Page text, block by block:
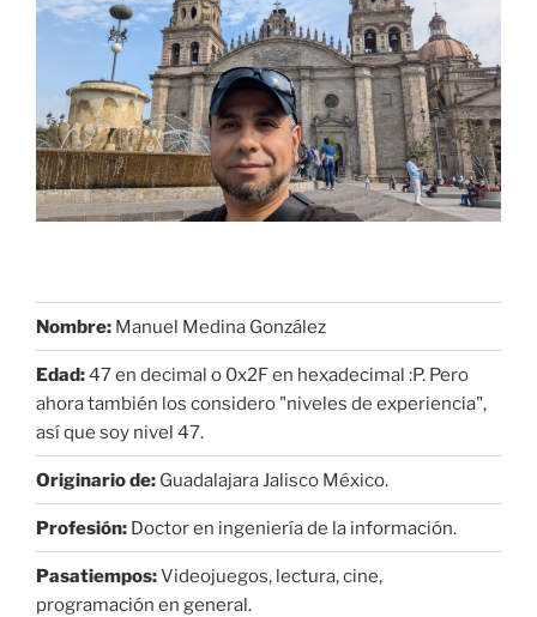
Nombre: Manuel Medina González
Edad:47 en decimal o 0x2F en hexadecimal :P. Pero
ahora también los considero "niveles de experiencia",
así que soy nivel 47.
Originario de: Guadalajara Jalisco México.
Profesión: Doctor en ingeniería de la información.
Pasatiempos:Videojuegos, lectura, cine,
programación en general.